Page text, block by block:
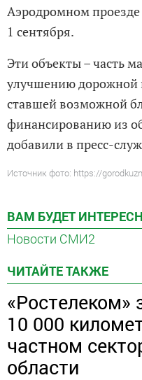
Аэродромном
1 сентября.
Эти объекты – часть
улучшению дорожной
ставшей возможной
финансированию из
добавили в пресс-
Источник фото: https://
ВАМ БУДЕТ
Новости СМИ2
ЧИТАЙТЕ ТАКЖЕ
«Ростелеком»
10 000
частном
области